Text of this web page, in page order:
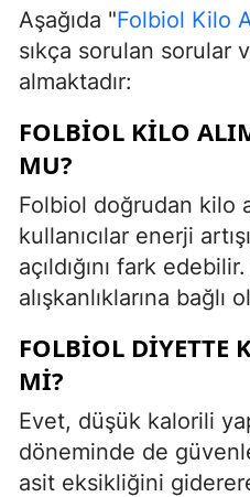
Aşağıda "Folbiol Kilo
sıkça sorulan sorular
almaktadır:
FOLBIOL KILO
MU?
Folbiol doğrudan kilo
kullanıcılar enerji
açıldığını fark
alışkanlıklarına bağlı
FOLBIOL DIYETTE
MI?
Evet, düşük kalorili
döneminde de
asit eksikliğini